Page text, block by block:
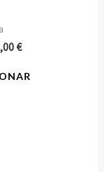
€